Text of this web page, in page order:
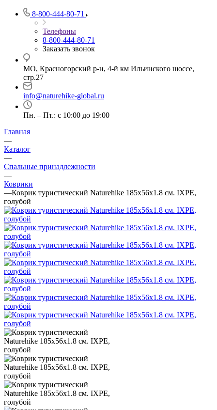
8-800-444-80-71
Телефоны
8-800-444-80-71
Заказать звонок
МО, Красногорский р-н, 4-й км Ильинского шоссе,
стр.27
info@naturehike-global.ru
Пн. – Пт.: с 10:00 до 19:00
Главная
—
Каталог
—
Спальные принадлежности
—
Коврики
—Коврик туристический Naturehike 185х56х1.8 см. IXPE,
голубой